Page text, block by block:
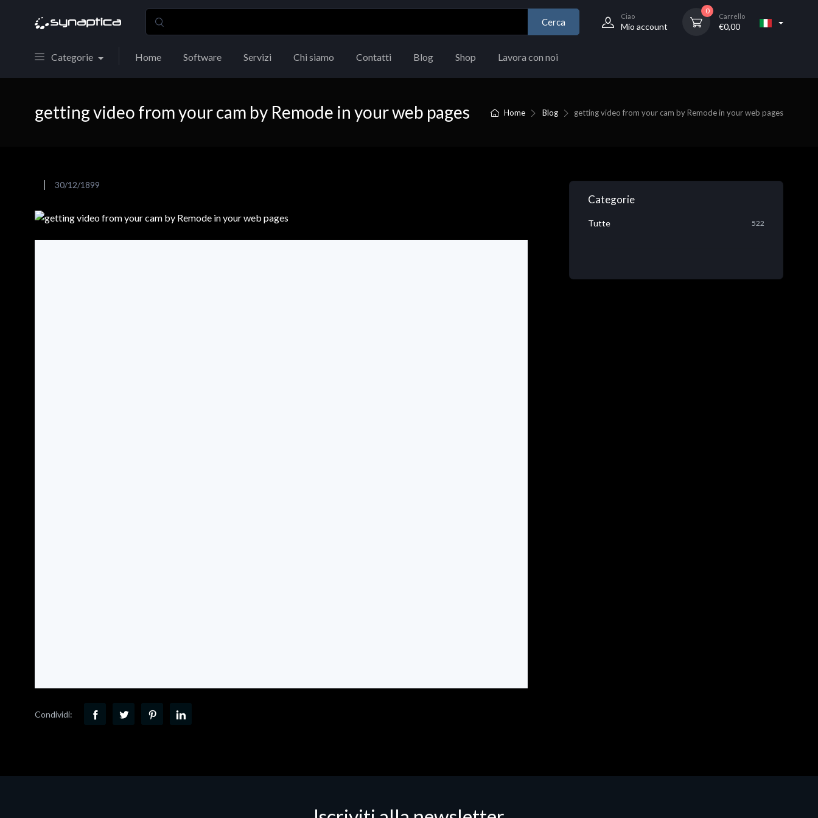
Cerca
Ciao
Mio account
0
Carrello
€0,00
Categorie Home Software Servizi Chi siamo Contatti Blog Shop Lavora con noi
Home Blog getting video from your cam by Remode in your web pages
getting video from your cam by Remode in your web pages
30/12/1899
Condividi:
Categorie
Tutte 522